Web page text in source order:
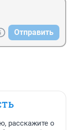
Отправить
расскажите о